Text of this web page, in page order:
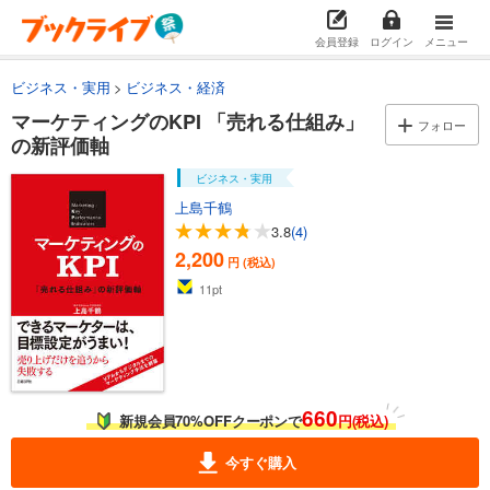
会員登録 ログイン メニュー
ビジネス・実用 ビジネス・経済
マーケティングのKPI 「売れる仕組み」
の新評価軸
フォロー
ビジネス・実用
上島千鶴
3.8(4)
2,200 円 (税込)
11pt
新規会員70%OFFクーポンで660円(税込)
今すぐ購入